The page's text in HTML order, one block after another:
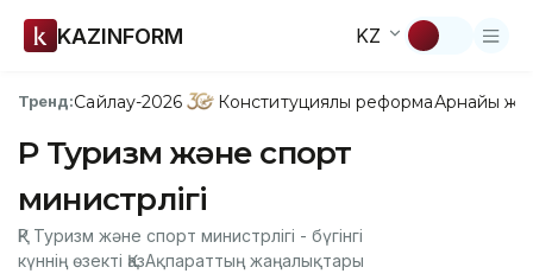
KAZINFORM KZ
Тренд:Сайлау-2026 Конституциялық реформаАрнайы
ҚР Туризм және спорт
министрлігі
ҚР Туризм және спорт министрлігі - бүгінгі
күннің өзекті ҚазАқпараттың жаңалықтары